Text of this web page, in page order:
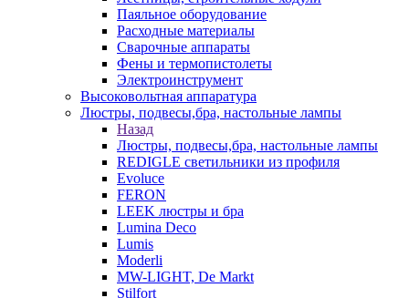
Паяльное оборудование
Расходные материалы
Сварочные аппараты
Фены и термопистолеты
Электроинструмент
Высоковольтная аппаратура
Люстры, подвесы,бра, настольные лампы
Назад
Люстры, подвесы,бра, настольные лампы
REDIGLE светильники из профиля
Evoluce
FERON
LEEK люстры и бра
Lumina Deco
Lumis
Moderli
MW-LIGHT, De Markt
Stilfort